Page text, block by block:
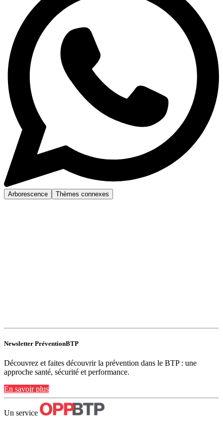
Arborescence Thèmes connexes
Newsletter PréventionBTP
Découvrez et faites découvrir la prévention dans le BTP : une
approche santé, sécurité et performance.
En savoir plus
Un service